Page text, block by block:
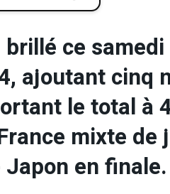
ce
ajoutant cinq
le total à
mixte de
en finale.